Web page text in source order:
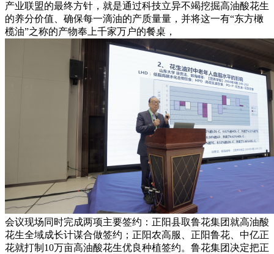
产业联盟的最终方针，就是通过科技立异不竭挖掘高油酸花生
的养分价值、确保每一滴油的产质量量，并将这一有“东方橄
榄油”之称的产物奉上千家万户的餐桌，
会议现场同时完成两项主要签约：正阳县取鲁花集团就高油酸
花生全域成长计谋合做签约；正阳农高服、正阳鲁花、中亿正
花就打制10万亩高油酸花生优良种植签约。鲁花集团决定把正